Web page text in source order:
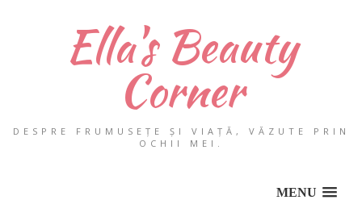
Ella's Beauty
Corner
DESPRE FRUMUSEȚE ȘI VIAȚĂ, VĂZUTE PRIN
OCHII MEI.
MENU